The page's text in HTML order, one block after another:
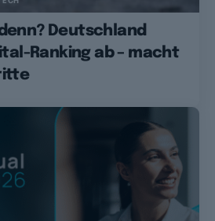
Deutschland
Ranking ab – macht